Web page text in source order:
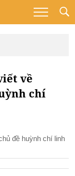
về
chí
đề huỳnh chí linh